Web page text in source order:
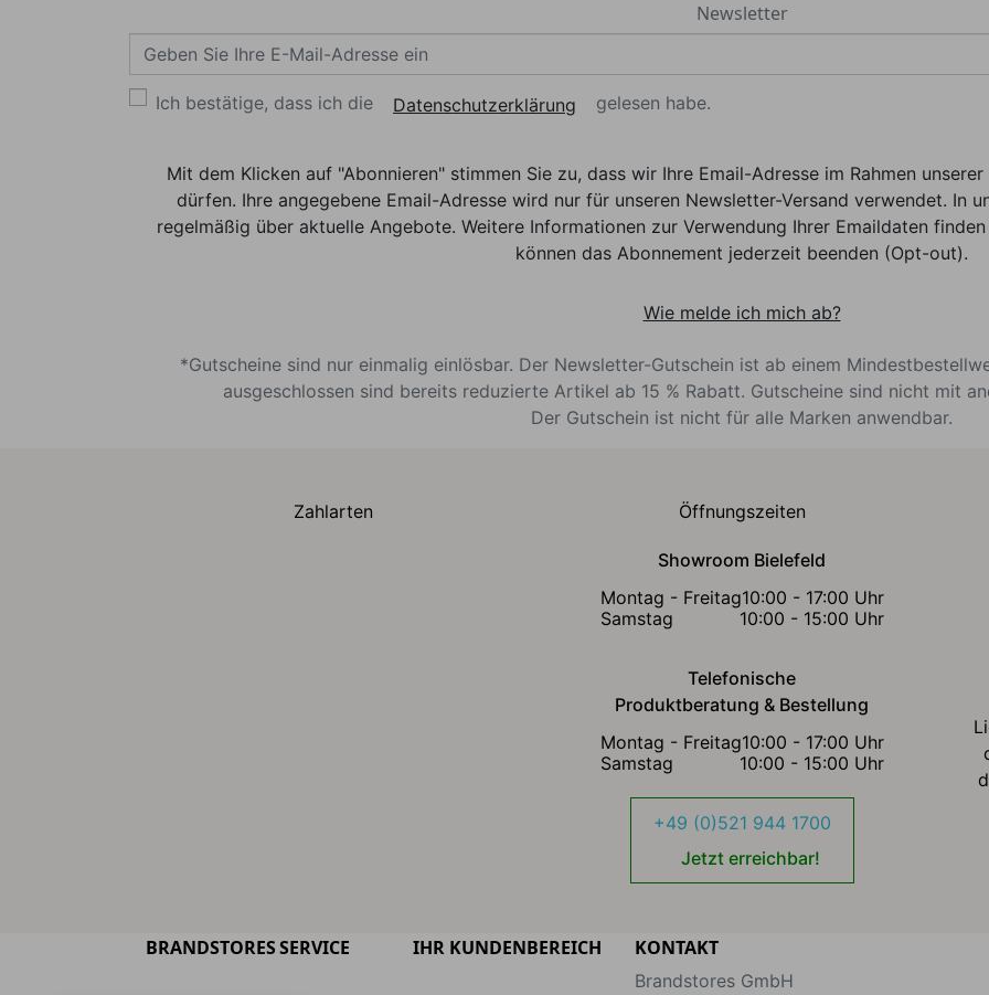
Newsletter
Ich bestätige, dass ich die Datenschutzerklärung gelesen habe.
Mit dem Klicken auf "Abonnieren" stimmen Sie zu, dass wir Ihre Email-Adresse im Rahmen
dürfen. Ihre angegebene Email-Adresse wird nur für unseren Newsletter-Versand verwendet. In
regelmäßig über aktuelle Angebote. Weitere Informationen zur Verwendung Ihrer Emaildaten
können das Abonnement jederzeit beenden (Opt-out).
Wie melde ich mich ab?
*Gutscheine sind nur einmalig einlösbar. Der Newsletter-Gutschein ist ab einem
ausgeschlossen sind bereits reduzierte Artikel ab 15 % Rabatt. Gutscheine sind nicht mit
Der Gutschein ist nicht für alle Marken anwendbar.
Zahlarten Öffnungszeiten
Showroom Bielefeld
Montag - Freitag10:00 - 17:00 Uhr
Samstag
10:00 - 15:00 Uhr
Telefonische
Produktberatung & Bestellung
Montag - Freitag10:00 - 17:00 Uhr
Samstag
10:00 - 15:00 Uhr
+49 (0)521 944 1700
Jetzt erreichbar!
BRANDSTORESSERVICE IHR KUNDENBEREICH KONTAKT
Brandstores GmbH